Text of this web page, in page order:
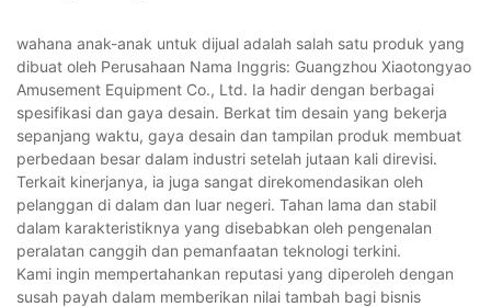
wahana anak-anak untuk dijual adalah salah satu produk yang
dibuat oleh Perusahaan Nama Inggris: Guangzhou Xiaotongyao
Amusement Equipment Co., Ltd. Ia hadir dengan berbagai
spesifikasi dan gaya desain. Berkat tim desain yang bekerja
sepanjang waktu, gaya desain dan tampilan produk membuat
perbedaan besar dalam industri setelah jutaan kali direvisi.
Terkait kinerjanya, ia juga sangat direkomendasikan oleh
pelanggan di dalam dan luar negeri. Tahan lama dan stabil
dalam karakteristiknya yang disebabkan oleh pengenalan
peralatan canggih dan pemanfaatan teknologi terkini.
Kami ingin mempertahankan reputasi yang diperoleh dengan
susah payah dalam memberikan nilai tambah bagi bisnis